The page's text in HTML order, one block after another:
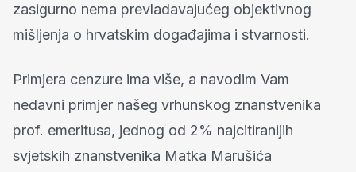
zasigurno nema prevladavajućeg objektivnog
mišljenja o hrvatskim događajima i stvarnosti.
Primjera cenzure ima više, a navodim Vam
nedavni primjer našeg vrhunskog znanstvenika
prof. emeritusa, jednog od 2% najcitiranijih
svjetskih znanstvenika Matka Marušića